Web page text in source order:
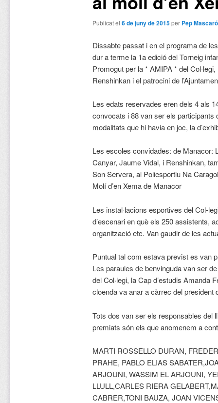
Publicat el 6 de juny de 2015per Pep
Dissabte passat i en el programa de
dur a terme la 1a edició del Torneig
Promogut per la * AMIPA * del
Renshinkan i el patrocini de
Les edats reservades eren dels 4 als
convocats i 88 van ser els participants
modalitats que hi havia en joc, la
Les escoles convidades: de Manacor:
Canyar, Jaume Vidal, i Renshinkan,
Son Servera, al Poliesportiu Na
Molí d’en Xema de Manacor
Les instal·lacions esportives del Col-
d’escenari en què els 250 assistents,
organització etc. Van gaudir de les
Puntual tal com estava previst es van
Les paraules de benvinguda van ser
del Col·legi, la Cap d’estudis Amanda
cloenda va anar a càrrec del president
Tots dos van ser els responsables del
premiats són els que anomenem a
MARTI ROSSELLO DURAN,
PRAHE, PABLO ELIAS
ARJOUNI, WASSIM EL ARJOUNI,
LLULL,CARLES RIERA
CABRER,TONI BAUZA, JOAN